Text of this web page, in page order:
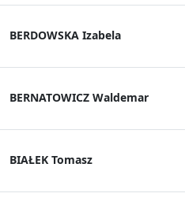
BERDOWSKA Izabela
BERNATOWICZ Waldemar
BIAŁEK Tomasz